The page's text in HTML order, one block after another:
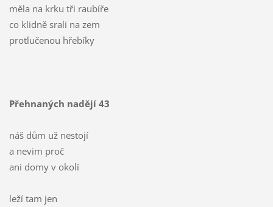
měla na krku tři raubíře
co klidně srali na zem
protlučenou hřebíky
Přehnaných nadějí 43
náš dům už nestojí
a nevim proč
ani domy v okolí
leží tam jen